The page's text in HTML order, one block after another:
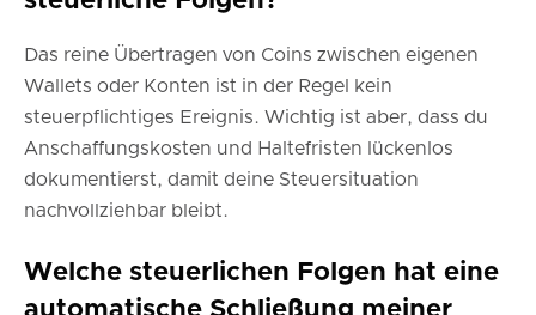
Das reine Übertragen von Coins zwischen eigenen
Wallets oder Konten ist in der Regel kein
steuerpflichtiges Ereignis. Wichtig ist aber, dass du
Anschaffungskosten und Haltefristen lückenlos
dokumentierst, damit deine Steuersituation
nachvollziehbar bleibt.
Welche steuerlichen Folgen hat eine